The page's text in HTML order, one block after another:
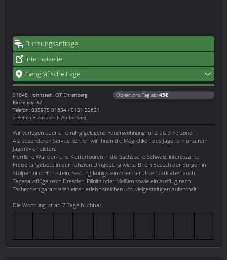
Buchungsanfrage
Internetseite
Geografische Lage
01848 Hohnstein, OT Ehrenberg
Kirchsteig 32
Telefon: 035975 81634 / 0151 22621
2 Betten + zusätzlich Aufbettung
Objekt pro Tag ab: 45€
Wir verfügen über eine ruhig gelegene Ferienwohnung für 2 bis 3 Personen.
Als besonderen Service können wir Ihnen die Möglichkeit des Jagens in unserem
Jagdrevier bieten.
Herrliche Wander- und Klettertouren in die Sächsische Schweiz, interessante
Freizeitangebote in der näheren Umgebung wie z. B. ein Besuch der Burgen in
Stolpen und Hohnstein, Festung Königstein oder der Urzeitpark aber auch
Tagesausflüge nach Dresden, Pillnitz oder Meißen sowie ein Ausflug nach
Tschechien garantieren einen erlebnisreichen und vielgestaltigen Aufenthalt.
Die Wohnung ist ab 7 Tage buchbar.